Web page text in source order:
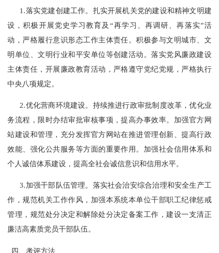
1.落实党建创建工作。扎实开展机关党的建设和精神文明建
设，积极开展党史学习教育及“再学习、再调研、再落实”活
动，严格履行意识形态工作主体责任。积极参与文明城市、文
明单位、文明行业和平安单位等创建活动。落实党风廉政建设
主体责任，开展廉政教育活动，严格遵守党纪党规，严格执行
中央八项规定。
2.优化营商环境建设。持续推进行政审批制度改革，优化业
务流程，限时办结审批审核事项，提高办事效率。加强官方网
站建设和管理，充分发挥官方网站在推进管理创新、提高行政
效能、强化公共服务等方面的重要作用。加强社会信用体系和
个人诚信体系建设，提高全社会诚信意识和信用水平。
3.加强干部队伍管理。落实社会治安综合治理和安全生产工
作，规范机关工作作风，加强本系统本单位干部职工纪律惩戒
管理，规范处分决定和解除处分决定备案工作，建设一支清正
廉洁高素质党员干部队伍。
四、考评方法